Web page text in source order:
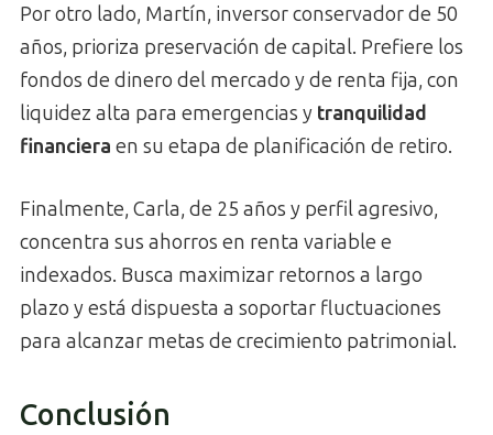
Por otro lado, Martín, inversor conservador de 50
años, prioriza preservación de capital. Prefiere los
fondos de dinero del mercado y de renta fija, con
liquidez alta para emergencias y tranquilidad
financiera en su etapa de planificación de retiro.
Finalmente, Carla, de 25 años y perfil agresivo,
concentra sus ahorros en renta variable e
indexados. Busca maximizar retornos a largo
plazo y está dispuesta a soportar fluctuaciones
para alcanzar metas de crecimiento patrimonial.
Conclusión